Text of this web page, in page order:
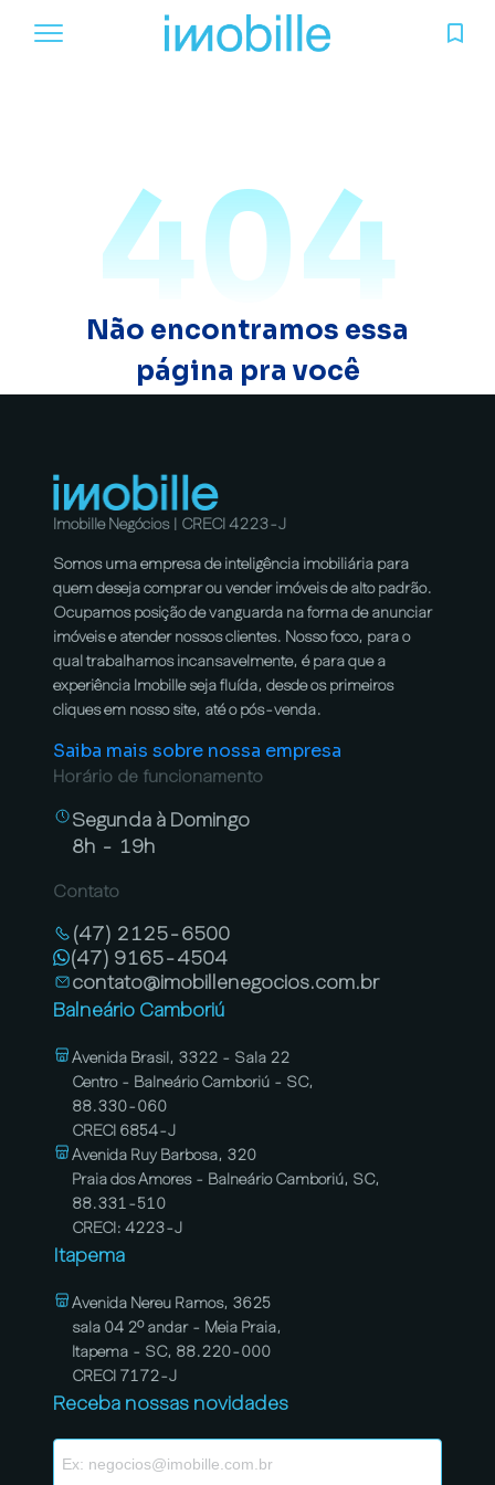
404
Não encontramos essa
página pra você
Imobille Negócios | CRECI 4223-J
Somos uma empresa de inteligência imobiliária para
quem deseja comprar ou vender imóveis de alto padrão.
Ocupamos posição de vanguarda na forma de anunciar
imóveis e atender nossos clientes. Nosso foco, para o
qual trabalhamos incansavelmente, é para que a
experiência Imobille seja fluída, desde os primeiros
cliques em nosso site, até o pós-venda.
Saiba mais sobre nossa empresa
Horário de funcionamento
Segunda à Domingo
8h - 19h
Contato
(47) 2125-6500
(47) 9165-4504
contato@imobillenegocios.com.br
Balneário Camboriú
Avenida Brasil, 3322 - Sala 22
Centro - Balneário Camboriú - SC,
88.330-060
CRECI 6854-J
Avenida Ruy Barbosa, 320
Praia dos Amores - Balneário Camboriú, SC,
88.331-510
CRECI: 4223-J
Itapema
Avenida Nereu Ramos, 3625
sala 04 2º andar - Meia Praia,
Itapema - SC, 88.220-000
CRECI 7172-J
Receba nossas novidades